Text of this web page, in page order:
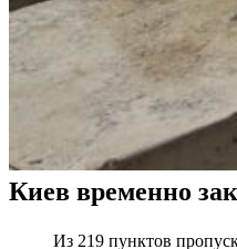
Киев временно
Из 219 пунктов